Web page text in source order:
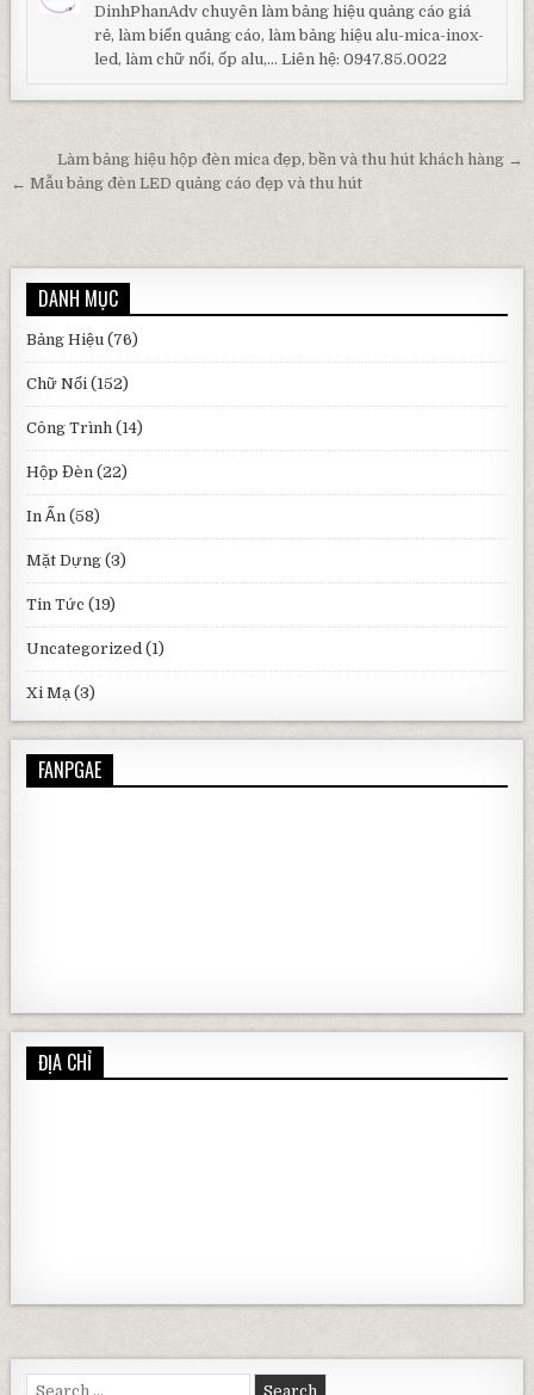
DinhPhanAdv chuyên làm bảng hiệu quảng cáo giá
rẻ, làm biển quảng cáo, làm bảng hiệu alu-mica-inox-
led, làm chữ nổi, ốp alu,... Liên hệ: 0947.85.0022
Điều hướng bài viết
Làm bảng hiệu hộp đèn mica đẹp, bền và thu hút khách hàng →
← Mẫu bảng đèn LED quảng cáo đẹp và thu hút
DANH MỤC
Bảng Hiệu (76)
Chữ Nổi (152)
Công Trình (14)
Hộp Đèn (22)
In Ấn (58)
Mặt Dựng (3)
Tin Tức (19)
Uncategorized (1)
Xi Mạ (3)
FANPGAE
ĐỊA CHỈ
Search for: